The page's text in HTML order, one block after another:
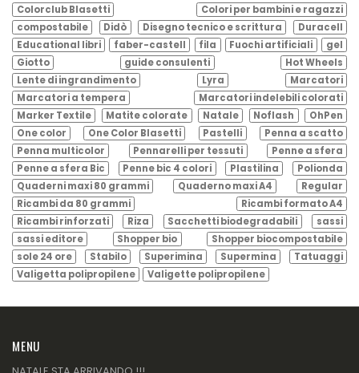
Colorclub Blasetti
Colori per bambini e ragazzi
compostabile
Didò Disegno tecnico e scrittura
Duracell
Educational libri
faber-castell fila Fuochi artificiali
gel
Giotto
guide consulenti
Hot Wheels
Lente di ingrandimento
Lyra
Marcatori
Marcatori a tempera
Marcatori indelebili colorati
Marker Textile
Matite colorate Natale Noflash
OhPen
One color
One Color Blasetti Pastelli
Penna a scatto
Penna multicolor
Pennarelli per tessuti
Penne a sfera
Penne a sfera Bic
Penne bic 4 colori Plastilina
Polionda
Quaderni maxi 80 grammi
Quaderno maxi A4
Regular
Ricambi da 80 grammi
Ricambi formato A4
Ricambi rinforzati
Riza Sacchetti biodegradabili
sassi
sassi editore
Shopper bio
Shopper biocompostabile
sole 24 ore
Stabilo Superimina Supermina
Tatuaggi
Valigetta polipropilene
Valigette polipropilene
MENU